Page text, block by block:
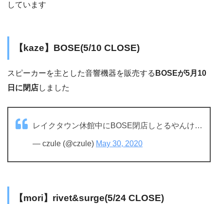
しています
【kaze】BOSE(5/10 CLOSE)
スピーカーを主とした音響機器を販売する BOSEが5月10
日に閉店 しました
レイクタウン休館中にBOSE閉店しとるやんけ…
— czule (@czule) May 30, 2020
【mori】rivet&surge(5/24 CLOSE)